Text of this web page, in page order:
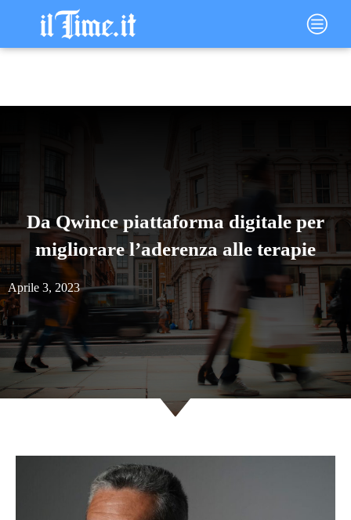
contenuto
Main
Menu
Da Qwince piattaforma digitale per
migliorare l’aderenza alle terapie
Aprile 3, 2023